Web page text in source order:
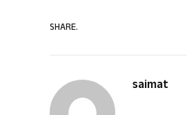
SHARE.
saimat